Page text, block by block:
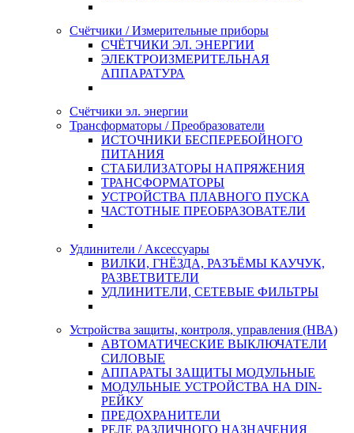
Счётчики / Измерительные приборы
СЧЁТЧИКИ ЭЛ. ЭНЕРГИИ
ЭЛЕКТРОИЗМЕРИТЕЛЬНАЯ
АППАРАТУРА
Счётчики эл. энергии
Трансформаторы / Преобразователи
ИСТОЧНИКИ БЕСПЕРЕБОЙНОГО
ПИТАНИЯ
СТАБИЛИЗАТОРЫ НАПРЯЖЕНИЯ
ТРАНСФОРМАТОРЫ
УСТРОЙСТВА ПЛАВНОГО ПУСКА
ЧАСТОТНЫЕ ПРЕОБРАЗОВАТЕЛИ
Удлинители / Аксессуары
ВИЛКИ, ГНЁЗДА, РАЗЪЁМЫ КАУЧУК,
РАЗВЕТВИТЕЛИ
УДЛИНИТЕЛИ, СЕТЕВЫЕ ФИЛЬТРЫ
Устройства защиты, контроля, управления (НВА)
АВТОМАТИЧЕСКИЕ ВЫКЛЮЧАТЕЛИ
СИЛОВЫЕ
АППАРАТЫ ЗАЩИТЫ МОДУЛЬНЫЕ
МОДУЛЬНЫЕ УСТРОЙСТВА НА DIN-
РЕЙКУ
ПРЕДОХРАНИТЕЛИ
РЕЛЕ РАЗЛИЧНОГО НАЗНАЧЕНИЯ